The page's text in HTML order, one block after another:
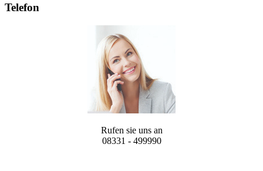
Telefon
Rufen sie uns an
08331 - 499990